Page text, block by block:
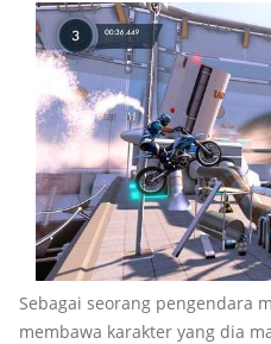
Sebagai seorang pengendara
membawa karakter yang dia